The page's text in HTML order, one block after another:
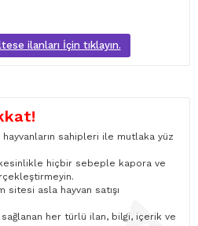
ilanları İçin tıklayın.
sahipleri ile mutlaka yüz
kesinlikle hiçbir sebeple kapora ve
sitesi asla hayvan satışı
sağlanan her türlü ilan, bilgi, içerik ve